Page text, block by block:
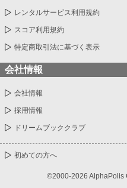
レンタルサービス利用規約
スコア利用規約
特定商取引法に基づく表示
会社情報
会社情報
採用情報
ドリームブッククラブ
初めての方へ
©2000-2026 AlphaPolis